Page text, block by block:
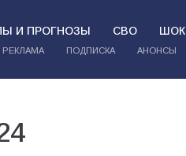
И ПРОГНОЗЫ СВО ШОК
РЕКЛАМА ПОДПИСКА АНОНСЫ